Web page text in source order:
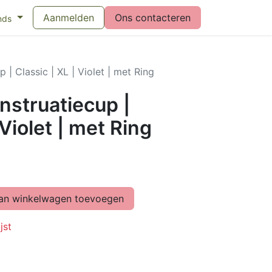
maandverband Vragen over menstruatiecups
Aanmelden Ons contacteren
| Classic | XL | Violet | met Ring
|
| met Ring
winkelwagen toevoegen